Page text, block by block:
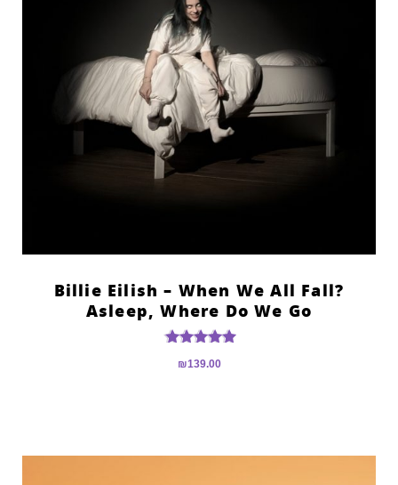
?Billie Eilish – When We All Fall
Asleep, Where Do We Go
5.00
₪139.00